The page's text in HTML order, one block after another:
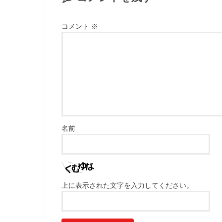
コメント ※
名前
上に表示された文字を入力してください。